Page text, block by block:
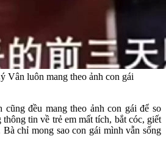
Vân luôn mang theo ảnh con gái
đều mang theo ảnh con gái để so
tin về trẻ em mất tích, bắt cóc, giết
chỉ mong sao con gái mình vẫn sống